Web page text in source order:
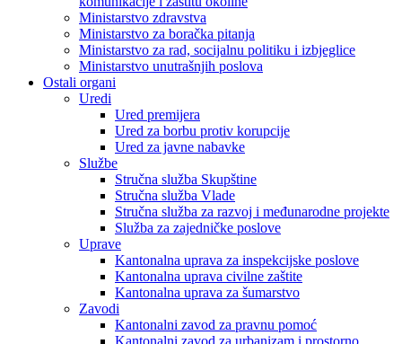
Ministarstvo zdravstva
Ministarstvo za boračka pitanja
Ministarstvo za rad, socijalnu politiku i izbjeglice
Ministarstvo unutrašnjih poslova
Ostali organi
Uredi
Ured premijera
Ured za borbu protiv korupcije
Ured za javne nabavke
Službe
Stručna služba Skupštine
Stručna služba Vlade
Stručna služba za razvoj i međunarodne projekte
Služba za zajedničke poslove
Uprave
Kantonalna uprava za inspekcijske poslove
Kantonalna uprava civilne zaštite
Kantonalna uprava za šumarstvo
Zavodi
Kantonalni zavod za pravnu pomoć
Kantonalni zavod za urbanizam i prostorno